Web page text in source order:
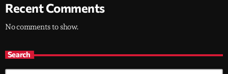
Recent Comments
No comments to show.
Search